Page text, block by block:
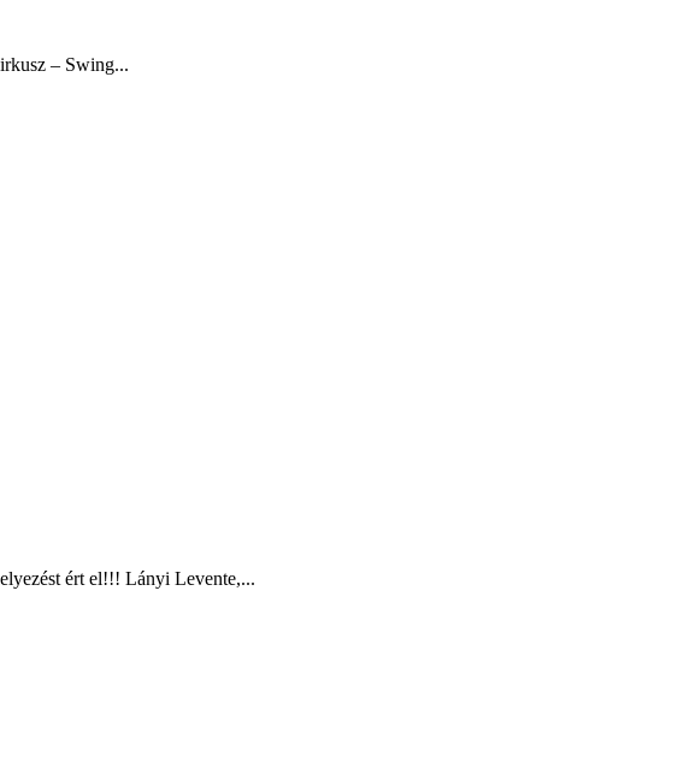
– Swing...
ért el!!! Lányi Levente,...